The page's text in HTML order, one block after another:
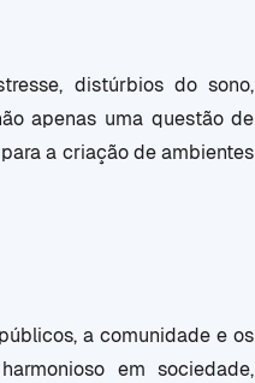
distúrbios do sono,
apenas uma questão de
a criação de ambientes
a comunidade e os
em sociedade,